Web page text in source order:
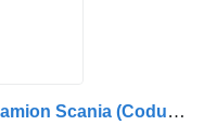
Culasse Chiuloasă motor pour camion Scania (Coduri: 1388084, 1412088, 1423261, 1421743, 1450060, 1448285, 1846591, 2132504)